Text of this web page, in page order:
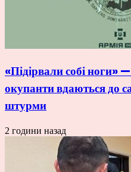
«Підірвали собі ноги»
окупанти вдаються до
штурми
2 години назад